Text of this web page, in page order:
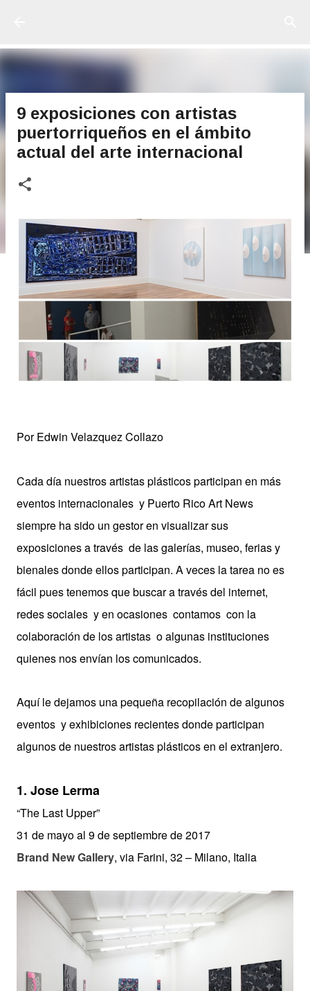
9 exposiciones con artistas
puertorriqueños en el ámbito
actual del arte internacional
Por Edwin Velazquez Collazo
Cada día nuestros artistas plásticos participan en más
eventos internacionales y Puerto Rico Art News
siempre ha sido un gestor en visualizar sus
exposiciones a través de las galerías, museo, ferias y
bienales donde ellos participan. A veces la tarea no es
fácil pues tenemos que buscar a través del internet,
redes sociales y en ocasiones contamos con la
colaboración de los artistas o algunas instituciones
quienes nos envían los comunicados.
Aquí le dejamos una pequeña recopilación de algunos
eventos y exhibiciones recientes donde participan
algunos de nuestros artistas plásticos en el extranjero.
1. Jose Lerma
“The Last Upper”
31 de mayo al 9 de septiembre de 2017
Brand New Gallery, via Farini, 32 – Milano, Italia